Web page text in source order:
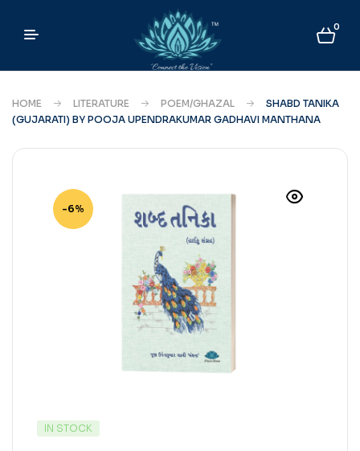
0
HOME LITERATURE POEM/GHAZAL
SHABD TANIKA
(GUJARATI) BY POOJA UPENDRAKUMAR GADHAVI MANTHANA
-6%
IN STOCK